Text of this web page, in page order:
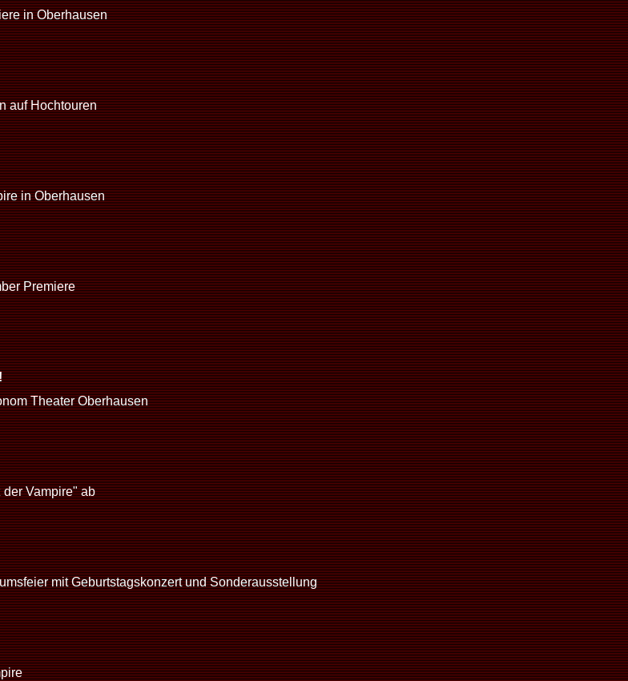
in Oberhausen
auf Hochtouren
in Oberhausen
Premiere
Theater Oberhausen
Vampire" ab
mit Geburtstagskonzert und Sonderausstellung